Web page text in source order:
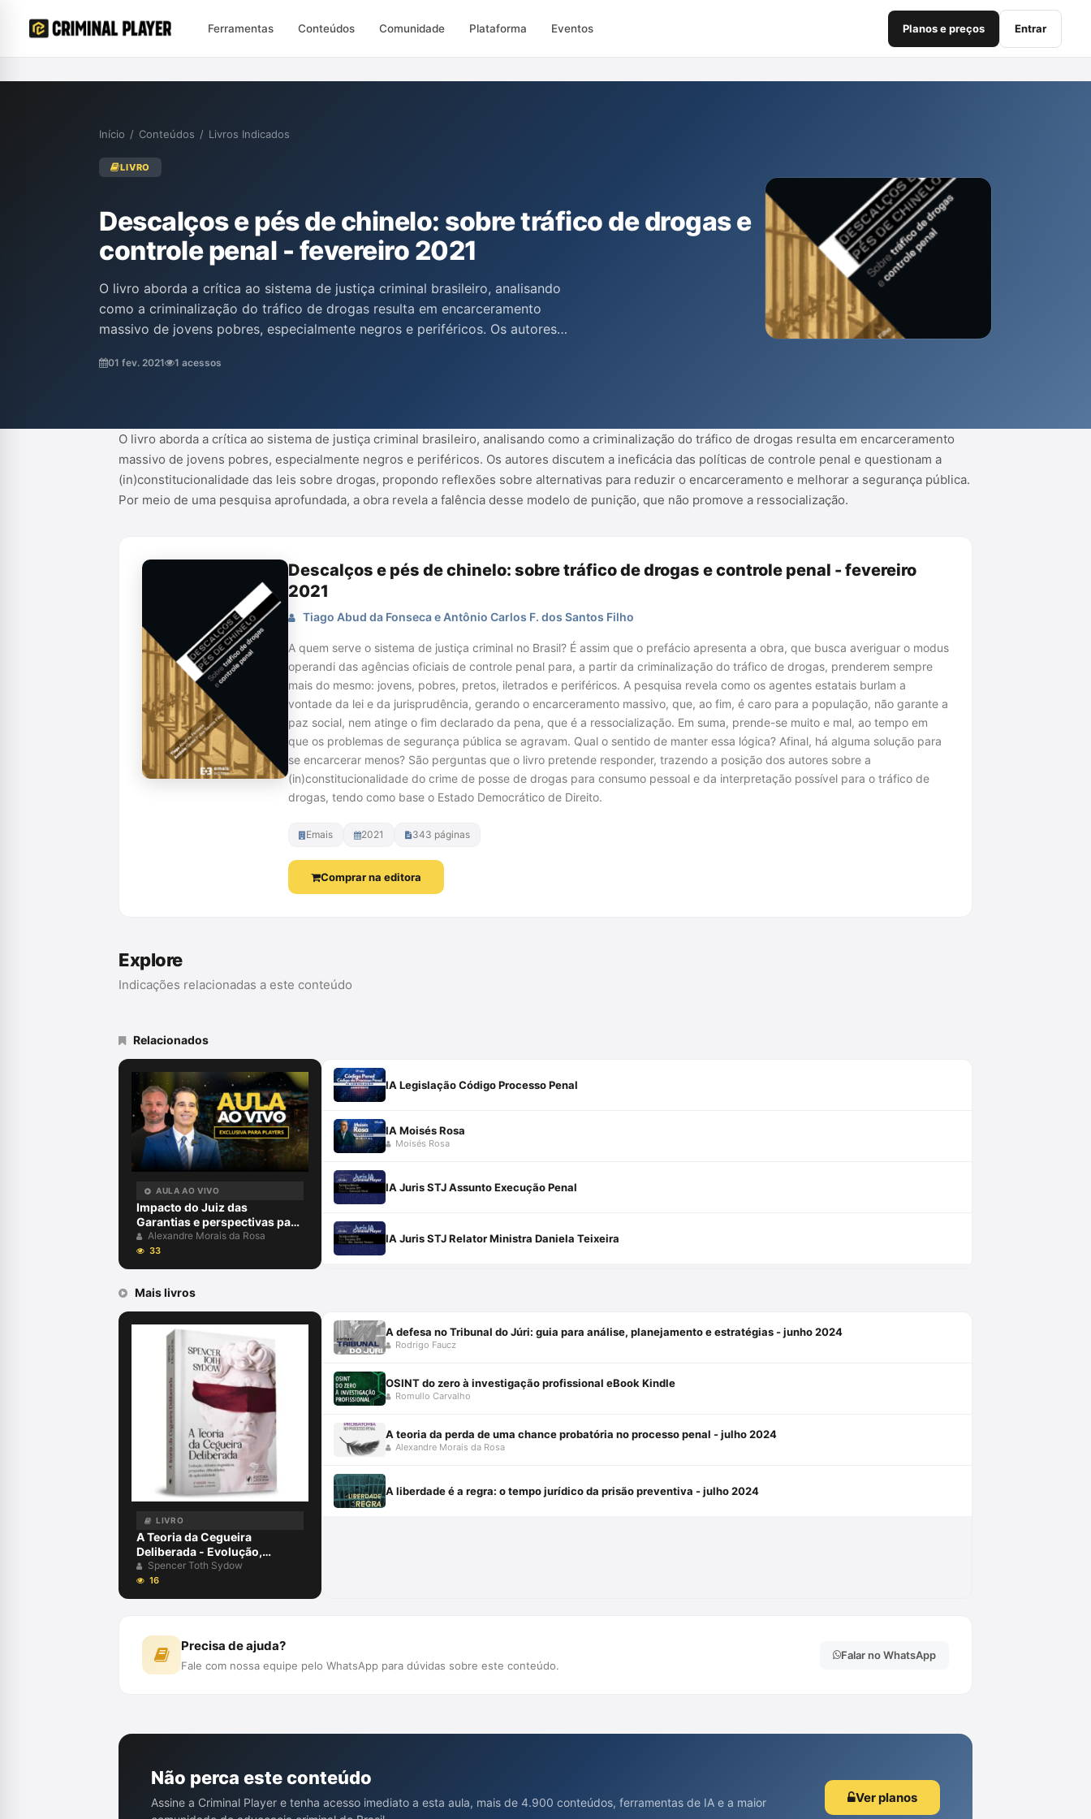
Ferramentas Conteúdos Comunidade Plataforma Eventos Planos e preços Entrar
Início / Conteúdos / Livros Indicados
LIVRO
Descalços e pés de chinelo: sobre tráfico de drogas e
controle penal - fevereiro 2021
O livro aborda a crítica ao sistema de justiça criminal brasileiro, analisando
como a criminalização do tráfico de drogas resulta em encarceramento
massivo de jovens pobres, especialmente negros e periféricos. Os autores
(in)constitucionalidade das leis sobre drogas, propondo reflexões sobre
01 fev. 2021 1 acessos
O livro aborda a crítica ao sistema de justiça criminal brasileiro, analisando como a criminalização do tráfico de drogas resulta em encarceramento
massivo de jovens pobres, especialmente negros e periféricos. Os autores discutem a ineficácia das políticas de controle penal e questionam a
(in)constitucionalidade das leis sobre drogas, propondo reflexões sobre alternativas para reduzir o encarceramento e melhorar a segurança pública.
Por meio de uma pesquisa aprofundada, a obra revela a falência desse modelo de punição, que não promove a ressocialização.
Descalços e pés de chinelo: sobre tráfico de drogas e controle penal - fevereiro
2021
Tiago Abud da Fonseca e Antônio Carlos F. dos Santos Filho
A quem serve o sistema de justiça criminal no Brasil? É assim que o prefácio apresenta a obra, que busca averiguar o modus
operandi das agências oficiais de controle penal para, a partir da criminalização do tráfico de drogas, prenderem sempre
mais do mesmo: jovens, pobres, pretos, iletrados e periféricos. A pesquisa revela como os agentes estatais burlam a
vontade da lei e da jurisprudência, gerando o encarceramento massivo, que, ao fim, é caro para a população, não garante a
paz social, nem atinge o fim declarado da pena, que é a ressocialização. Em suma, prende-se muito e mal, ao tempo em
que os problemas de segurança pública se agravam. Qual o sentido de manter essa lógica? Afinal, há alguma solução para
se encarcerar menos? São perguntas que o livro pretende responder, trazendo a posição dos autores sobre a
(in)constitucionalidade do crime de posse de drogas para consumo pessoal e da interpretação possível para o tráfico de
drogas, tendo como base o Estado Democrático de Direito.
Emais 2021 343 páginas
Comprar na editora
Explore
Indicações relacionadas a este conteúdo
Relacionados
AULA AO VIVO
Impacto do Juiz das
Garantias e perspectivas para
2024 com Alexandre Morais
da Rosa e Aury Lopes Jr
Alexandre Morais da Rosa
33
IA Legislação Código Processo Penal
IA Moisés Rosa
Moisés Rosa
IA Juris STJ Assunto Execução Penal
IA Juris STJ Relator Ministra Daniela Teixeira
Mais livros
LIVRO
A Teoria da Cegueira
Deliberada - Evolução,
Debates Dogmáticos,
Propostas, Dificuldades de
Spencer Toth Sydow
16
A defesa no Tribunal do Júri: guia para análise, planejamento e estratégias - junho 2024
Rodrigo Faucz
OSINT do zero à investigação profissional eBook Kindle
Romullo Carvalho
A teoria da perda de uma chance probatória no processo penal - julho 2024
Alexandre Morais da Rosa
A liberdade é a regra: o tempo jurídico da prisão preventiva - julho 2024
Precisa de ajuda?
Fale com nossa equipe pelo WhatsApp para dúvidas sobre este conteúdo.
Falar no WhatsApp
Não perca este conteúdo
Assine a Criminal Player e tenha acesso imediato a esta aula, mais de 4.900 conteúdos, ferramentas de IA e a maior
Ver planos